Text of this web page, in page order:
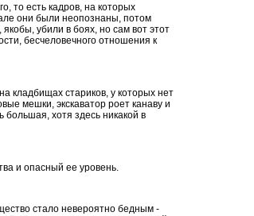
то есть кадров, на которых
они были неопознаны, потом
убили в боях, но сам вот этот
бесчеловечного отношения к
кладбищах стариков, у которых нет
мешки, экскаватор роет канаву и
большая, хотя здесь никакой в
и опасный ее уровень.
стало невероятно бедным -